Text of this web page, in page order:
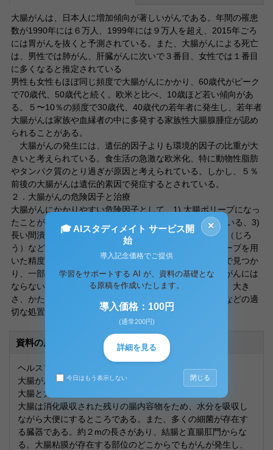
大腸がんは、日本人に増加傾向が著しいがんである。年間の罹患
数が1990年には６万人、1999年には９万人を超え、2015年ごろ
には胃がんを抜くと予測されている。また、大腸がんによる死亡
は、男性では肺がん、肝臓がんに次いで３番目、女性では１番目
に多くなると推定されている
男性も女性もほぼ同じ頻度で大腸がんにかかり、60歳代がピーク
で70歳代、50歳代と続く。欧米と比べ、10歳ほど若い傾向があ
る。５〜10％の頻度で30歳代、40歳代の若年者に発生し、若年者
大腸がんは家族や血縁者の中に多発する家族性大腸腺腫症が認め
られることがある。
大腸がんの発生には、遺伝的因子よりも環境的因子の比重が大
きいと考えられている。食生活の急激な欧米化、特に動物性脂肪
やタンパク質のとり過ぎが原因と考えられている。しかし、５％
前後の大腸がんは遺伝的素因で発症するとされている。
２．大腸がんの危険因子と治療
大腸がんにかかりやすい危険因子として、1) 大腸ポリープになっ
たことがある、2) 血縁者の中に大腸がんにかかった人がいる、3)
長い間潰瘍性大腸炎にかかっている、4) 治りにくい痔瘻（じろ
う）などの因子が指摘されている。大腸ファイバースコープを用
いた精度の高い検査では、大腸ポリープはかなりの頻度で見つか
り、一部のポリープはがんになることがあるが、多くはがんには
ならない。ポリープが見つかった場合は専門医に相談し、大き
さ、かたち、色調を診てもらい、内視鏡的ポリープ切除などの適
切な処置を受ける必要がある。
資料の原本内容
ヘルスフード科学
大腸がんについて
大腸と大腸がんの発生
大腸は消化吸収された残りの腸内容物をため、水分を吸収し
ながら大便にするところである。また、多くの細菌が存在す
る臓器である。約２mの長さがあり、結腸と直腸肛門からな
る。大腸粘膜が存在する部位のどこからでもがんが発生し、
×
🎓 AIスタディメイト サービス開
始
導入記念価格でご提供
学習をサポートする AI が、資料の基礎とな
る原稿を作成いたします。
導入価格：100円
(通常200円)
詳細を見る
今日はもう表示しない 閉じる